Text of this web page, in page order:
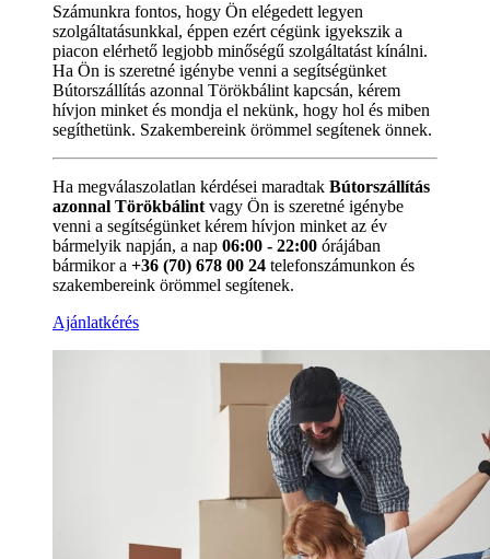
Számunkra fontos, hogy Ön elégedett legyen
szolgáltatásunkkal, éppen ezért cégünk igyekszik a
piacon elérhető legjobb minőségű szolgáltatást kínálni.
Ha Ön is szeretné igénybe venni a segítségünket
Bútorszállítás azonnal Törökbálint kapcsán, kérem
hívjon minket és mondja el nekünk, hogy hol és miben
segíthetünk. Szakembereink örömmel segítenek önnek.
Ha megválaszolatlan kérdései maradtak Bútorszállítás
azonnal Törökbálint vagy Ön is szeretné igénybe
venni a segítségünket kérem hívjon minket az év
bármelyik napján, a nap 06:00 - 22:00 órájában
bármikor a +36 (70) 678 00 24 telefonszámunkon és
szakembereink örömmel segítenek.
Ajánlatkérés